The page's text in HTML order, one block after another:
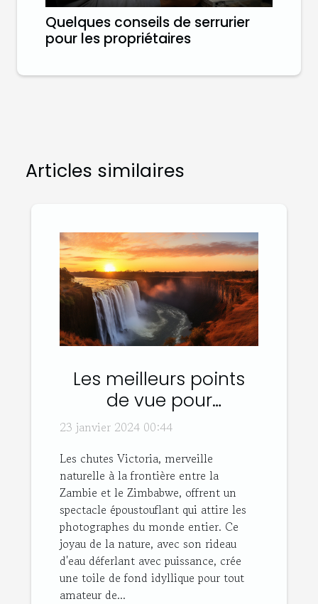
Quelques conseils de serrurier
pour les propriétaires
Articles similaires
Les meilleurs points
de vue pour
photographier les
23 janvier 2024 00:44
Les chutes Victoria, merveille
naturelle à la frontière entre la
Zambie et le Zimbabwe, offrent un
spectacle époustouflant qui attire les
photographes du monde entier. Ce
joyau de la nature, avec son rideau
d'eau déferlant avec puissance, crée
une toile de fond idyllique pour tout
amateur de...